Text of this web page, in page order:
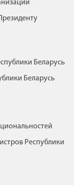
Беларусь
Беларусь
Республики